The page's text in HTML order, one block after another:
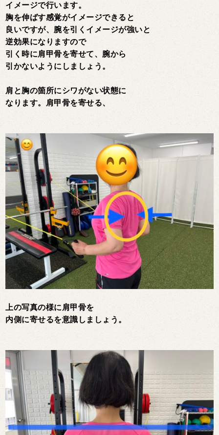
イメージで行います。
胸を伸ばす感覚がイメージできると
良いですが、腕を引くイメージが強いと
逆効果になりますので
引く時に肩甲骨を寄せて、腕から
引かないようにしましょう。
肩と胸の箇所にシワがない状態に
なります。肩甲骨を寄せる、
上の写真の様に肩甲骨を
内側に寄せるを意識しましょう。